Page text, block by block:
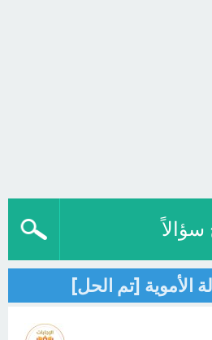
سؤالاً
الأموية [تم الحل]